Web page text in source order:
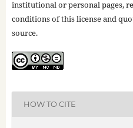
institutional or personal pages,
conditions of this license and
source.
HOW TO CITE